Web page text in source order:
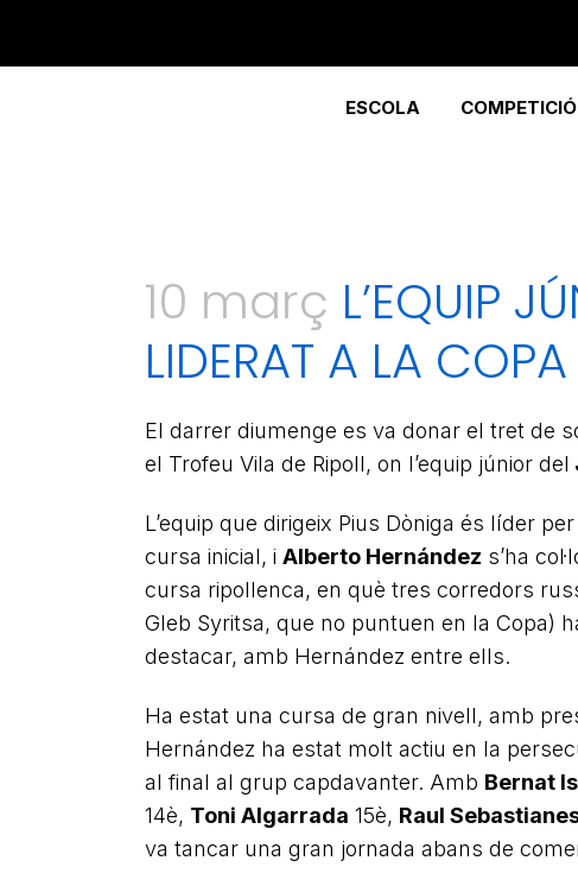
ESCOLA COMPETICIÓ
10 març L’EQUIP
LIDERAT A LA
El darrer diumenge es va donar el tret de
el Trofeu Vila de Ripoll, on l’equip júnior del
L’equip que dirigeix Pius Dòniga és líder
cursa inicial, i Alberto Hernández s’ha
cursa ripollenca, en què tres corredors
Gleb Syritsa, que no puntuen en la Copa)
destacar, amb Hernández entre ells.
Ha estat una cursa de gran nivell, amb
Hernández ha estat molt actiu en la
al final al grup capdavanter. Amb Bernat
14è, Toni Algarrada 15è, Raul
va tancar una gran jornada abans de